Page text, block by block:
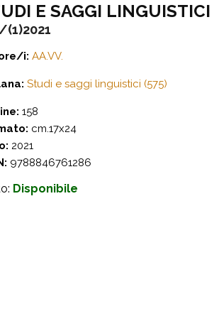
E SAGGI LINGUISTICI
(1)2021
i: AA.VV.
Studi e saggi linguistici (575)
158
cm.17x24
2021
9788846761286
Disponibile